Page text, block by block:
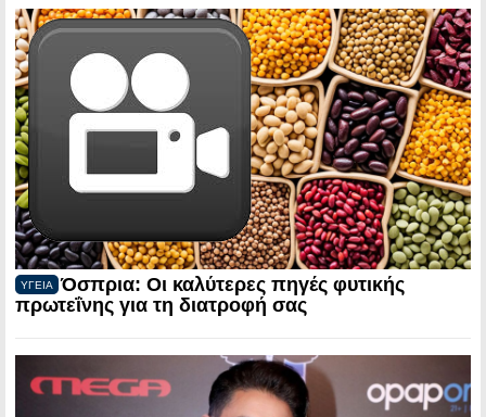
ΥΓΕΙΑ
Όσπρια: Οι καλύτερες πηγές φυτικής
πρωτεΐνης για τη διατροφή σας